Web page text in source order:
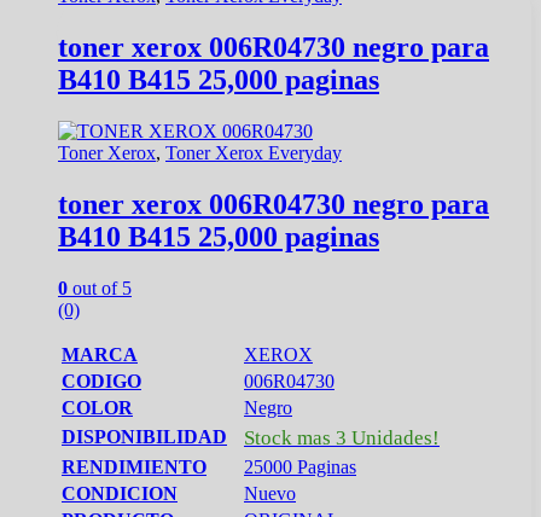
toner xerox 006R04730 negro para
B410 B415 25,000 paginas
Toner Xerox, Toner Xerox Everyday
toner xerox 006R04730 negro para
B410 B415 25,000 paginas
0 out of 5
(0)
MARCA
XEROX
CODIGO
006R04730
COLOR
Negro
DISPONIBILIDAD
Stock mas 3 Unidades!
RENDIMIENTO
25000 Paginas
CONDICION
Nuevo